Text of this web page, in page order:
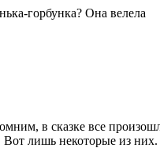
горбунка? Она велела
в сказке все
лишь некоторые из них.